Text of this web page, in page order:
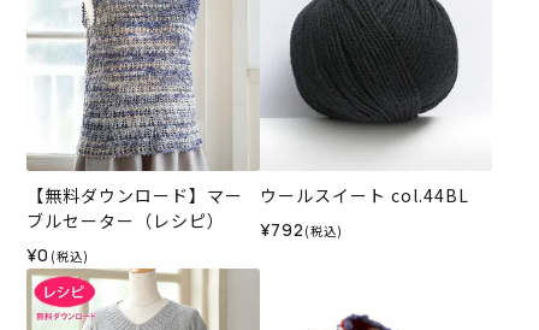
【無料ダウンロード】マー
ブルセーター（レシピ）
¥0 (税込)
ウールスイート col.44BL
¥792 (税込)